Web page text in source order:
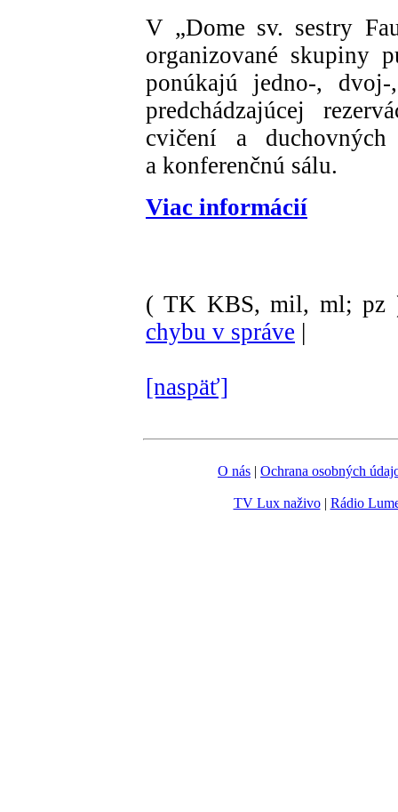
V „Dome sv. sestry
organizované skupiny
ponúkajú jedno-,
predchádzajúcej
cvičení a
a konferenčnú sálu.
Viac informácií
( TK KBS, mil, ml; pz
chybu v správe |
[naspäť]
O nás | Ochrana osobných
TV Lux naživo| Rádio